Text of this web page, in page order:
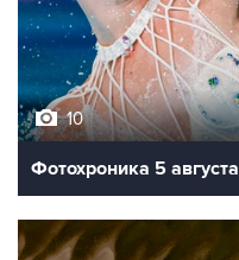
10
Фотохроника 5 августа